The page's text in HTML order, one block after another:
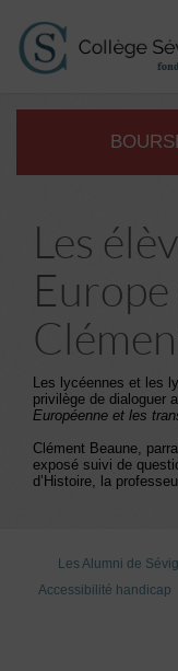
Les
Les lycéennes et les
privilège de dialoguer
Européenne et les
Clément Beaune,
exposé suivi de
d’Histoire, la
Les Alumni de
Accessibilité handicap